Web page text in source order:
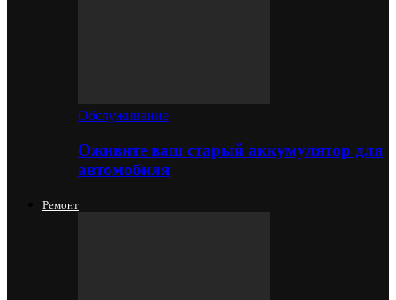
Обслуживание
Оживите ваш старый аккумулятор для
автомобиля
Ремонт